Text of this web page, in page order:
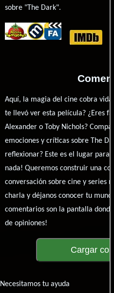
sobre "The Dark".
Aquí, la magia del cine cobra vida
te llevó ver esta película? ¿Eres
Alexander o Toby Nichols?
emociones y críticas sobre The
reflexionar? Este es el lugar para
nada! Queremos construir una
conversación sobre cine y series
charla y déjanos conocer tu
comentarios son la pantalla
de opiniones!
Cargar
Necesitamos tu ayuda